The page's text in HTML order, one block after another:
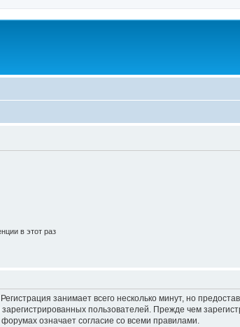
в этот раз
занимает всего несколько минут, но
пользователей. Прежде чем
означает согласие со всеми правилами.